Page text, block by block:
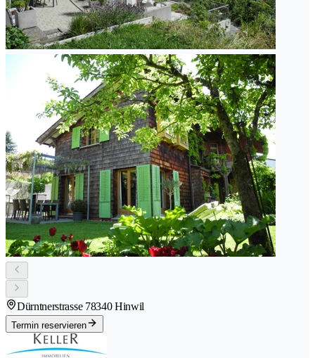
Dürntnerstrasse 78340 Hinwil
Termin reservieren